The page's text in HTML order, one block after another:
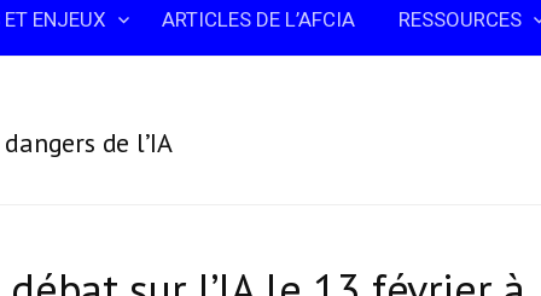
ET ENJEUX ARTICLES DE L’AFCIA RESSOURCES
dangers de l’IA